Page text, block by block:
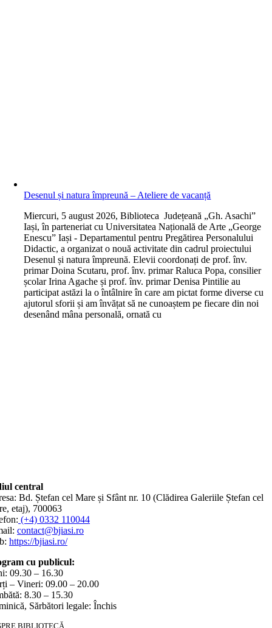
Desenul și natura împreună – Ateliere de vacanță
Miercuri, 5 august 2026, Biblioteca Județeană „Gh. Asachi”
Iași, în parteneriat cu Universitatea Națională de Arte „George
Enescu” Iași - Departamentul pentru Pregătirea Personalului
Didactic, a organizat o nouă activitate din cadrul proiectului
Desenul și natura împreună. Elevii coordonați de prof. înv.
primar Doina Scutaru, prof. înv. primar Raluca Popa, consilier
școlar Irina Agache și prof. înv. primar Denisa Pintilie au
participat astăzi la o întâlnire în care am pictat forme diverse cu
ajutorul sforii și am învățat să ne cunoaștem pe fiecare din noi
desenând mâna personală, ornată cu
central
Bd. Ștefan cel Mare și Sfânt nr. 10 (Clădirea Galeriile Ștefan cel
etaj), 700063
(+4) 0332 110044
contact@bjiasi.ro
https://bjiasi.ro/
cu publicul:
09.30 – 16.30
– Vineri: 09.00 – 20.00
8.30 – 15.30
Sărbători legale: Închis
BIBLIOTECĂ